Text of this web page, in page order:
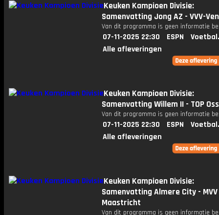
Keuken Kampioen Divisie:
Samenvatting Jong AZ - VVV-
Van dit programma is geen informatie
07-11-2025 22:30 ESPN
Alle afleveringen
Keuken Kampioen Divisie:
Samenvatting Willem II - TOP Oss
Van dit programma is geen informatie
07-11-2025 22:30 ESPN
Alle afleveringen
Keuken Kampioen Divisie:
Samenvatting Almere City - MVV
Maastricht
Van dit programma is geen informatie